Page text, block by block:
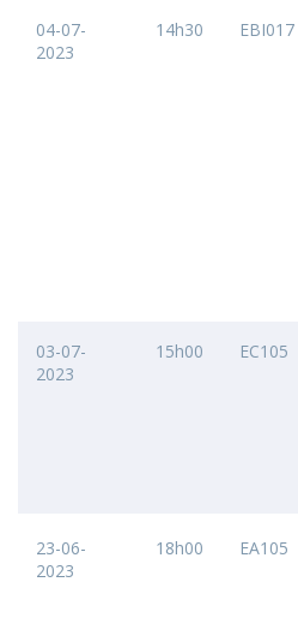
04-07-
2023
14h30 EBI017
03-07-
2023
15h00 EC105
23-06-
2023
18h00 EA105